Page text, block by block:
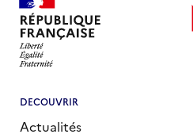
DECOUVRIR
Actualités